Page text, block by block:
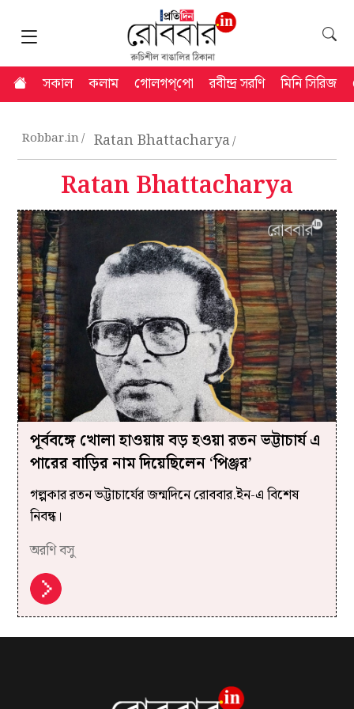
সকাল কলাম গোলগপ্‌পো রবীন্দ্র সরণি মিনি সিরিজ
Robbar.in Ratan Bhattacharya
Ratan Bhattacharya
পূর্ববঙ্গে খোলা হাওয়ায় বড় হওয়া রতন ভট্টাচার্য এ
পারের বাড়ির নাম দিয়েছিলেন ‘পিঞ্জর’
গল্পকার রতন ভট্টাচার্যের জন্মদিনে রোববার.ইন-এ বিশেষ
নিবন্ধ।
অরণি বসু